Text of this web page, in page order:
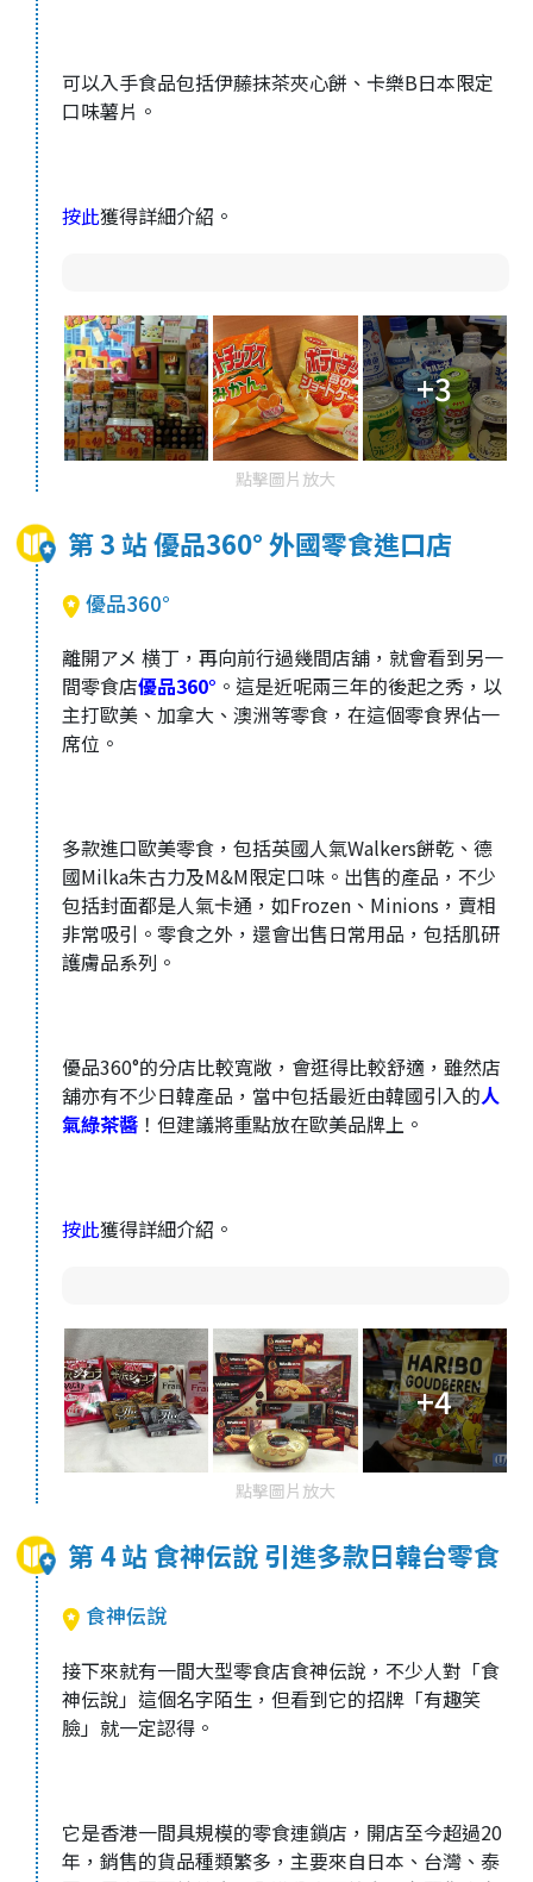
可以入手食品包括伊藤抹茶夾心餅、卡樂B日本限定
口味薯片。
按此獲得詳細介紹。
+3
點擊圖片放大
第 3 站 優品360° 外國零食進口店
優品360°
離開アメ 横丁，再向前行過幾間店舖，就會看到另一
間零食店優品360° 。這是近呢兩三年的後起之秀，以
主打歐美、加拿大、澳洲等零食，在這個零食界佔一
席位。
多款進口歐美零食，包括英國人氣Walkers餅乾、德
國Milka朱古力及M&M限定口味。出售的產品，不少
包括封面都是人氣卡通，如Frozen、Minions，賣相
非常吸引。零食之外，還會出售日常用品，包括肌研
護膚品系列。
優品360°的分店比較寬敞，會逛得比較舒適，雖然店
舖亦有不少日韓產品，當中包括最近由韓國引入的人
氣綠茶醬 ！但建議將重點放在歐美品牌上。
按此獲得詳細介紹。
+4
點擊圖片放大
第 4 站 食神伝說 引進多款日韓台零食
食神伝說
接下來就有一間大型零食店食神伝說，不少人對「食
神伝說」這個名字陌生，但看到它的招牌「有趣笑
臉」就一定認得。
它是香港一間具規模的零食連鎖店，開店至今超過20
年，銷售的貨品種類繁多，主要來自日本、台灣、泰